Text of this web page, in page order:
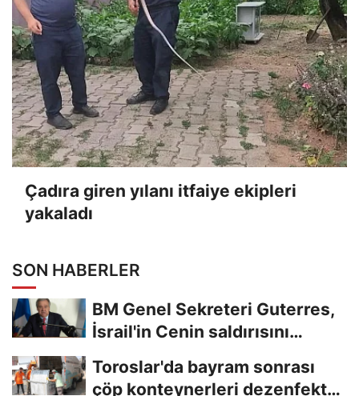
Çadıra giren yılanı itfaiye ekipleri
yakaladı
SON HABERLER
BM Genel Sekreteri Guterres,
İsrail'in Cenin saldırısını
Toroslar'da bayram sonrası
çöp konteynerleri dezenfekte